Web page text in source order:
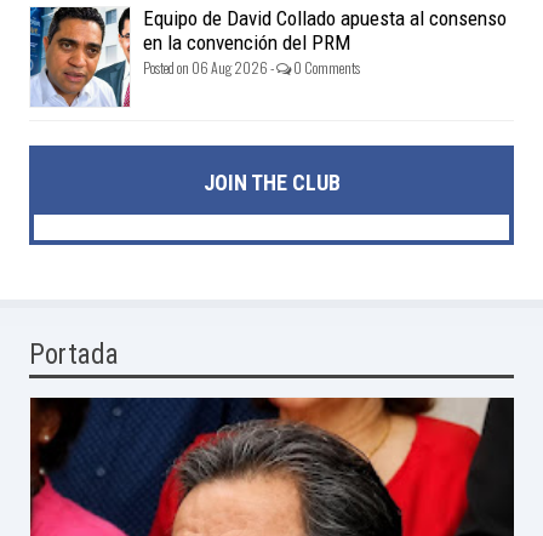
Equipo de David Collado apuesta al consenso
en la convención del PRM
Posted on 06 Aug 2026 - 0 Comments
JOIN THE CLUB
Portada